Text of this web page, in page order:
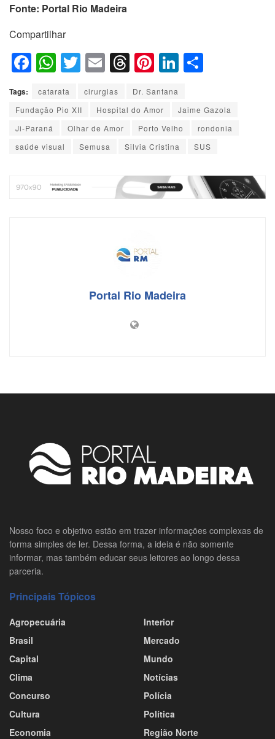
Fonte: Portal Rio Madeira
Compartilhar
F
a
c
e
b
o
W
h
at
s
A
p
T
wi
tt
er
E
m
ail
T
hr
e
a
d
Pi
nt
er
e
st
Li
n
k
e
dI
ar
e
Tags: catarata cirurgias
Dr. Santana
Fundação Pio XII
Hospital do Amor
Jaime Gazola
Ji-Paraná
Olhar de Amor Porto Velho
rondonia
saúde visual
Semusa Silvia Cristina SUS
Portal Rio Madeira
Nosso foco e objetivo estão em trazer informações complexas de
forma simples de ler. Dessa forma, a ideia é não somente
informar, mas também educar seus leitores ao longo dessa
parceria.
Principais Tópicos
Agropecuária
Brasil
Capital
Clima
Concurso
Cultura
Economia
Interior
Mercado
Mundo
Notícias
Polícia
Política
Região Norte